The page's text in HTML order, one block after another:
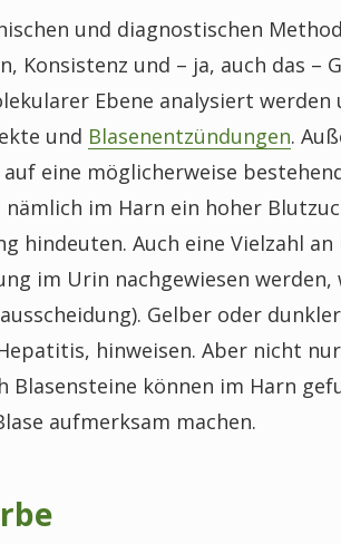
und diagnostischen
Konsistenz und – ja, auch das –
Ebene analysiert
und Blasenentzündungen.
eine möglicherweise
im Harn ein hoher
hindeuten. Auch eine Vielzahl
im Urin nachgewiesen werden,
Gelber oder
hinweisen. Aber nicht
Blasensteine können im Harn
aufmerksam machen.